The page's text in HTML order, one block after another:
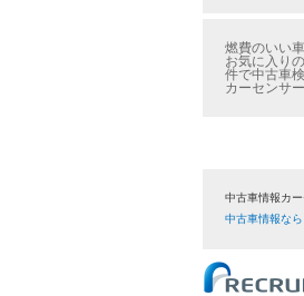
燃費のいい
お気に入り
件で中古車
カーセンサ
中古車情報カ
中古車情報な